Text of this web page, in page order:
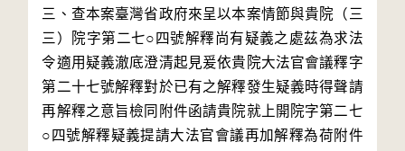
三、查本案臺灣省政府來呈以本案情節與貴院（三
三）院字第二七○四號解釋尚有疑義之處茲為求法
令適用疑義澈底澄清起見爰依貴院大法官會議釋字
第二十七號解釋對於已有之解釋發生疑義時得聲請
再解釋之意旨檢同附件函請貴院就上開院字第二七
○四號解釋疑義提請大法官會議再加解釋為荷附件